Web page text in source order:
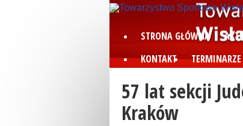
STRONA GŁÓWNA
KONTAKT
TERMINARZE
57 lat sekcji
Kraków